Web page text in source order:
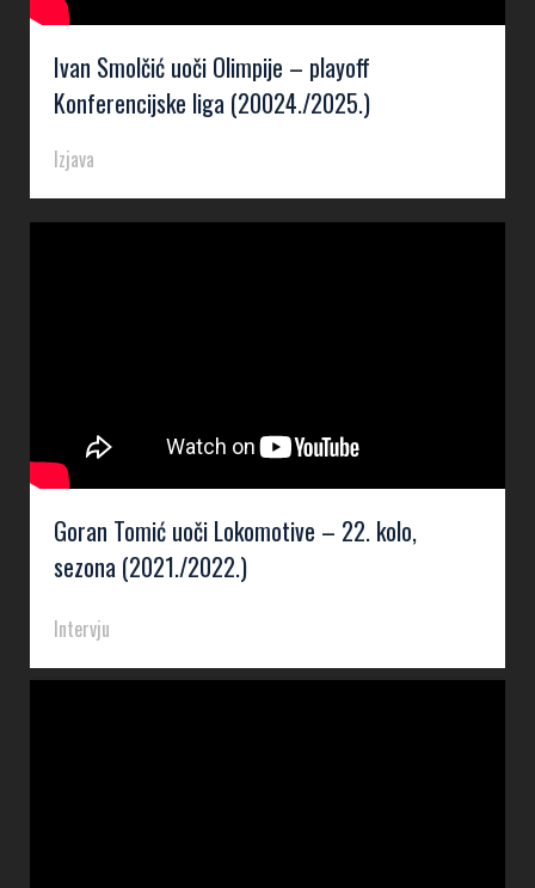
Ivan Smolčić uoči Olimpije – playoff
Konferencijske liga (20024./2025.)
Izjava
Goran Tomić uoči Lokomotive – 22. kolo,
sezona (2021./2022.)
Intervju